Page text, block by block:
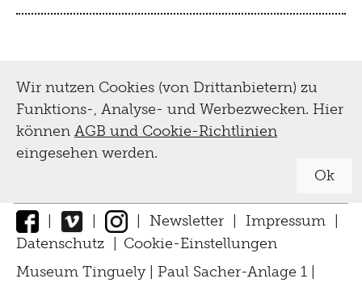
Wir nutzen Cookies (von Drittanbietern) zu
Funktions-, Analyse- und Werbezwecken. Hier
können AGB und Cookie-Richtlinien
eingesehen werden.
Ok
| | | Newsletter | Impressum |
Datenschutz
Cookie-Einstellungen
Museum Tinguely | Paul Sacher-Anlage 1 |